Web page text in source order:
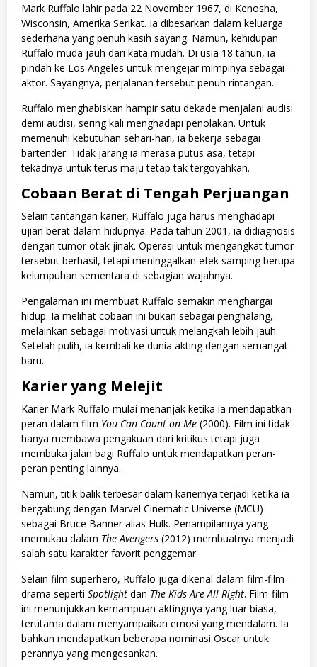
Mark Ruffalo lahir pada 22 November 1967, di Kenosha,
Wisconsin, Amerika Serikat. Ia dibesarkan dalam keluarga
sederhana yang penuh kasih sayang. Namun, kehidupan
Ruffalo muda jauh dari kata mudah. Di usia 18 tahun, ia
pindah ke Los Angeles untuk mengejar mimpinya sebagai
aktor. Sayangnya, perjalanan tersebut penuh rintangan.
Ruffalo menghabiskan hampir satu dekade menjalani audisi
demi audisi, sering kali menghadapi penolakan. Untuk
memenuhi kebutuhan sehari-hari, ia bekerja sebagai
bartender. Tidak jarang ia merasa putus asa, tetapi
tekadnya untuk terus maju tetap tak tergoyahkan.
Cobaan Berat di Tengah Perjuangan
Selain tantangan karier, Ruffalo juga harus menghadapi
ujian berat dalam hidupnya. Pada tahun 2001, ia didiagnosis
dengan tumor otak jinak. Operasi untuk mengangkat tumor
tersebut berhasil, tetapi meninggalkan efek samping berupa
kelumpuhan sementara di sebagian wajahnya.
Pengalaman ini membuat Ruffalo semakin menghargai
hidup. Ia melihat cobaan ini bukan sebagai penghalang,
melainkan sebagai motivasi untuk melangkah lebih jauh.
Setelah pulih, ia kembali ke dunia akting dengan semangat
baru.
Karier yang Melejit
Karier Mark Ruffalo mulai menanjak ketika ia mendapatkan
peran dalam film You Can Count on Me (2000). Film ini tidak
hanya membawa pengakuan dari kritikus tetapi juga
membuka jalan bagi Ruffalo untuk mendapatkan peran-
peran penting lainnya.
Namun, titik balik terbesar dalam kariernya terjadi ketika ia
bergabung dengan Marvel Cinematic Universe (MCU)
sebagai Bruce Banner alias Hulk. Penampilannya yang
memukau dalam The Avengers (2012) membuatnya menjadi
salah satu karakter favorit penggemar.
Selain film superhero, Ruffalo juga dikenal dalam film-film
drama seperti Spotlight dan The Kids Are All Right. Film-film
ini menunjukkan kemampuan aktingnya yang luar biasa,
terutama dalam menyampaikan emosi yang mendalam. Ia
bahkan mendapatkan beberapa nominasi Oscar untuk
perannya yang mengesankan.